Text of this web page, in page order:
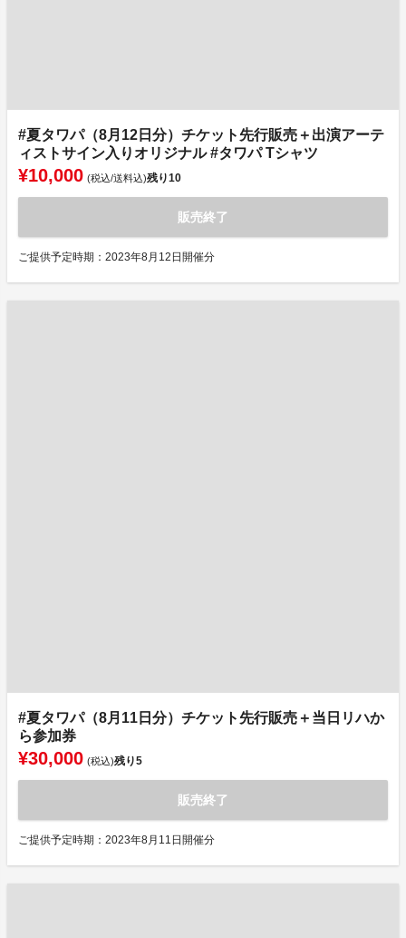
#夏タワパ（8月12日分）チケット先行販売＋出演アーテ
ィストサイン入りオリジナル #タワパ Tシャツ
¥10,000 (税込/送料込)残り10
販売終了
ご提供予定時期：2023年8月12日開催分
#夏タワパ（8月11日分）チケット先行販売＋当日リハか
ら参加券
¥30,000 (税込)残り5
販売終了
ご提供予定時期：2023年8月11日開催分